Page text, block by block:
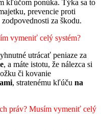
kľúčom ponúka. Týka sa to
prevencie proti
za škodu.
vymeniť celý systém?
utrácať peniaze za
, a máte istotu, že nálezca si
či kovanie
, stratenému kľúču na
práv? Musím vymeniť celý